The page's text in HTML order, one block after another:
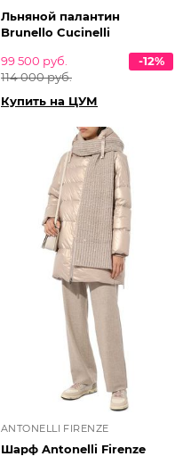
Льняной палантин
Brunello Cucinelli
99 500 руб.
114 000 руб.
-12%
Купить на ЦУМ
ANTONELLI FIRENZE
Шарф Antonelli Firenze